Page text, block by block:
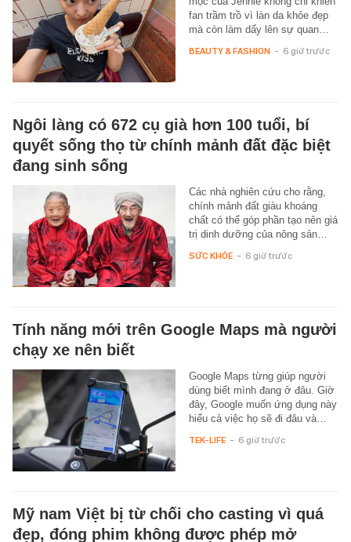
fan trầm trồ vì làn da khỏe đẹp
mà còn làm dấy lên sự quan…
BEAUTY & FASHION - 6 giờ trước
Ngôi làng có 672 cụ già hơn 100 tuổi, bí
quyết sống thọ từ chính mảnh đất đặc biệt
đang sinh sống
Các nhà nghiên cứu cho rằng,
chính mảnh đất giàu khoáng
chất có thể góp phần tạo nên giá
trị dinh dưỡng của nông sản…
SỨC KHỎE - 6 giờ trước
Tính năng mới trên Google Maps mà người
chạy xe nên biết
Google Maps từng giúp người
dùng biết mình đang ở đâu. Giờ
đây, Google muốn ứng dụng này
hiểu cả việc họ sẽ đi đâu và…
TEK-LIFE - 6 giờ trước
Mỹ nam Việt bị từ chối cho casting vì quá
đẹp, đóng phim không được phép mở